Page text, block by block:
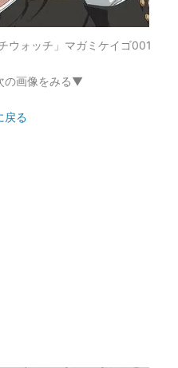
ウォッチ」マガミケイゴ001
の画像をみる▼
戻る